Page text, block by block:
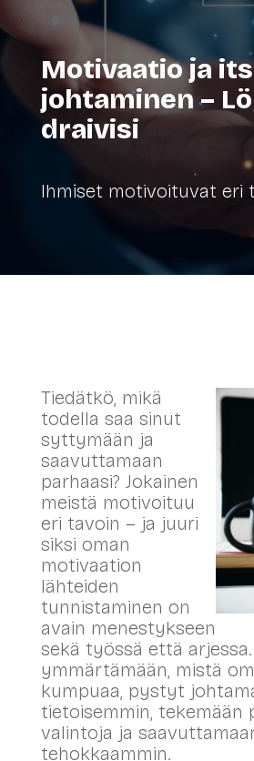
Motivaatio ja
johtaminen –
draivisi
Ihmiset motivoituvat eri
Tiedätkö, mikä
todella saa sinut
syttymään ja
saavuttamaan
parhaasi? Jokainen
meistä motivoituu
eri tavoin – ja juuri
siksi oman
motivaation
lähteiden
tunnistaminen on
avain menestykseen
sekä työssä että
ymmärtämään, mistä
kumpuaa, pystyt
tietoisemmin, tekemään
valintoja ja
tehokkaammin.